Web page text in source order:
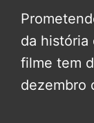
da história
filme tem
dezembro